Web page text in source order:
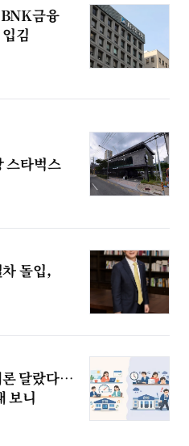
금융
김
스타벅스
돌입,
론 달랐다…
보니